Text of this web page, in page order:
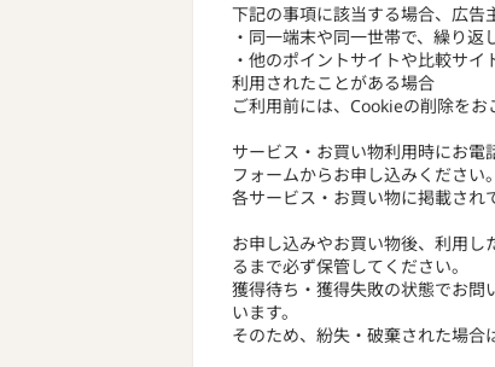
下記の事項に該当する場合、広告
・同一端末や同一世帯で、繰り
・他のポイントサイトや比較サ
利用されたことがある場合
ご利用前には、Cookieの削除をお
サービス・お買い物利用時にお
フォームからお申し込みください。
各サービス・お買い物に掲載され
お申し込みやお買い物後、利用
るまで必ず保管してください。
獲得待ち・獲得失敗の状態でお問
います。
そのため、紛失・破棄された場合